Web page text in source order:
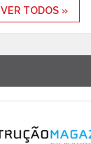
VER TODOS »